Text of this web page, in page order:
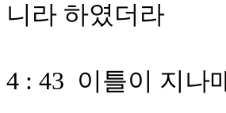
니라 하였더라
4 : 43 이틀이 지나